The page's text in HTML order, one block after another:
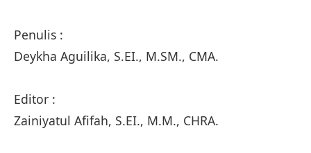
Penulis :
Deykha Aguilika, S.EI., M.SM., CMA.
Editor :
Zainiyatul Afifah, S.EI., M.M., CHRA.